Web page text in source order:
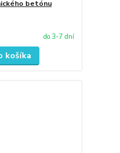
betónu
do 3-7 dní
košíka